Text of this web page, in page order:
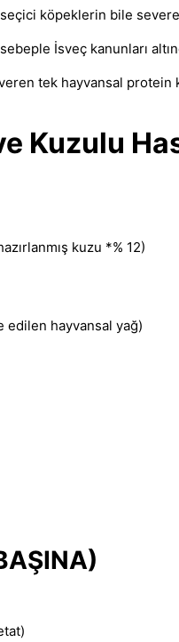
köpeklerin bile
İsveç kanunları
tek hayvansal protein
Kuzulu
kuzu *% 12)
edilen hayvansal yağ)